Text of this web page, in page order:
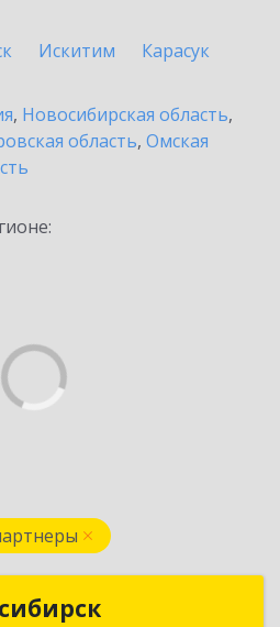
Искитим
Карасук
, Новосибирская область,
область, Омская
Новосибирск